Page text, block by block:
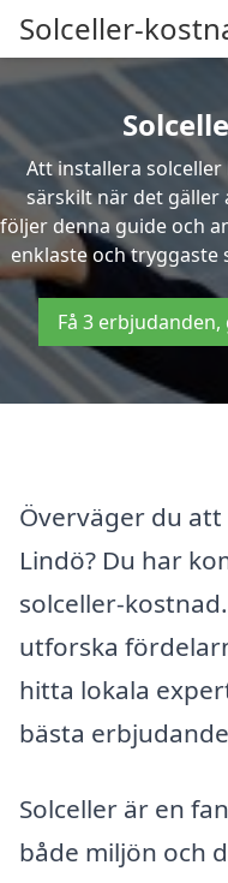
Solceller-
Att installera
särskilt när det gäller
följer denna guide och
enklaste och tryggaste
Få 3
Överväger du
Lindö? Du har
solceller-
utforska
hitta lokala
bästa
Solceller är en
både miljön och